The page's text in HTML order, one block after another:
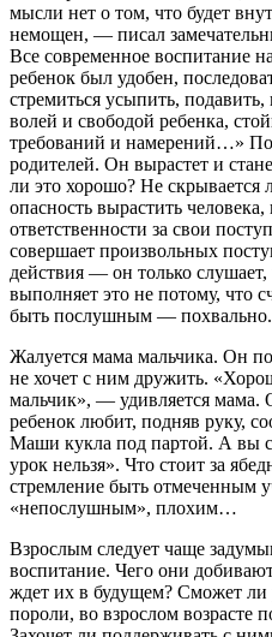
мысли нет о том, что будет
немощен, — писал
Все современное воспитание
ребенок был удобен,
стремиться усыпить, подавить,
волей и свободой ребенка,
требований и намерений…»
родителей. Он вырастет и
ли это хорошо? Не
опасность вырастить
ответственности за свои
совершает произвольных
действия — он только
выполняет это не потому, что
быть послушным — похвально.
Жалуется мама мальчика. Он
не хочет с ним дружить.
мальчик», — удивляется мама.
ребенок любит, подняв руку,
Маши кукла под партой. А вы
урок нельзя». Что стоит за
стремление быть отмеченным
«непослушным», плохим…
Взрослым следует чаще
воспитание. Чего они
ждет их в будущем? Сможет ли
пороли, во взрослом возрасте